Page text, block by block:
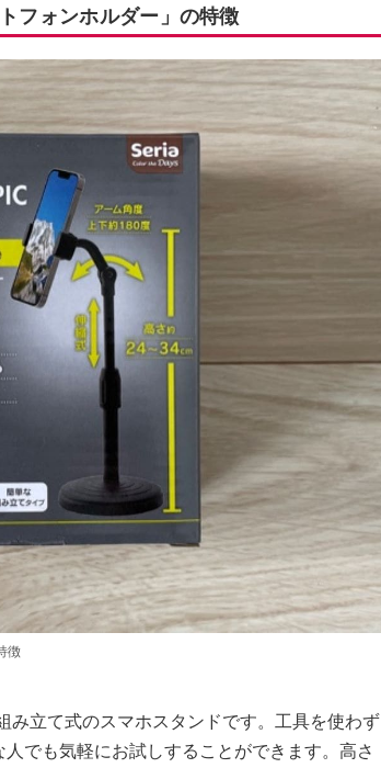
フォンホルダー」の特徴
徴
み立て式のスマホスタンドです。工具を使わず
でも気軽にお試しすることができます。高さ